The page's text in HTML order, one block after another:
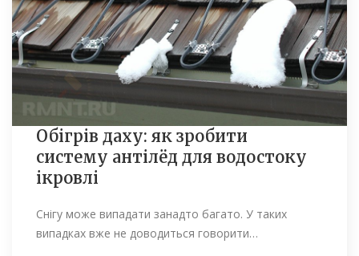
Обігрів даху: як зробити
систему антілёд для водостоку
ікровлі
Снігу може випадати занадто багато. У таких
випадках вже не доводиться говорити…